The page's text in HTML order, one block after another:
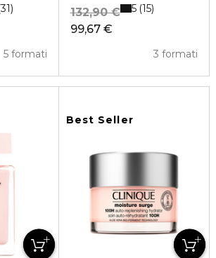
5 formati
31
99,67 €
132,90 €
3 formati
5 15
Best Seller